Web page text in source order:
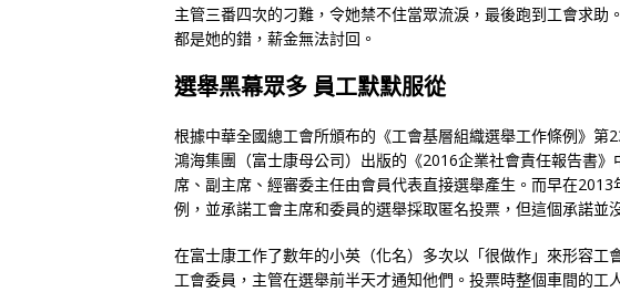
主管三番四次的刁難，令她禁不住當眾流淚，最後跑到工會求
都是她的錯，薪金無法討回。
選舉黑幕眾多 員工默默服從
根據中華全國總工會所頒布的《工會基層組織選舉工作條例》
鴻海集團（富士康母公司）出版的《2016企業社會責任報告書
席、副主席、經審委主任由會員代表直接選舉產生。而早在
例，並承諾工會主席和委員的選舉採取匿名投票，但這個承諾並
在富士康工作了數年的小英（化名）多次以「很做作」來形容工
工會委員，主管在選舉前半天才通知他們。投票時整個車間的